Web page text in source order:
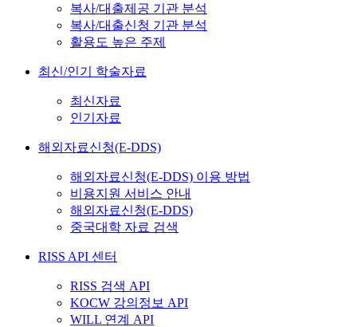
복사/대출제공 기관 분석
복사/대출신청 기관 분석
활용도 높은 주제
최신/인기 학술자료
최신자료
인기자료
해외자료신청(E-DDS)
해외자료신청(E-DDS) 이용 방법
비용지원 서비스 안내
해외자료신청(E-DDS)
중국대학 자료 검색
RISS API 센터
RISS 검색 API
KOCW 강의정보 API
WILL 연계 API